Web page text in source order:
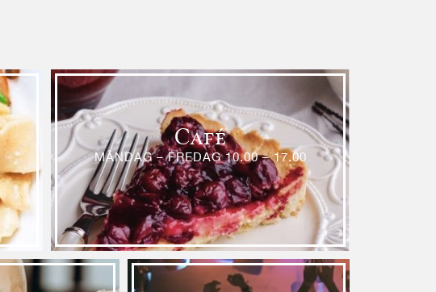
Café
MÅNDAG – FREDAG 10.00 – 17.00